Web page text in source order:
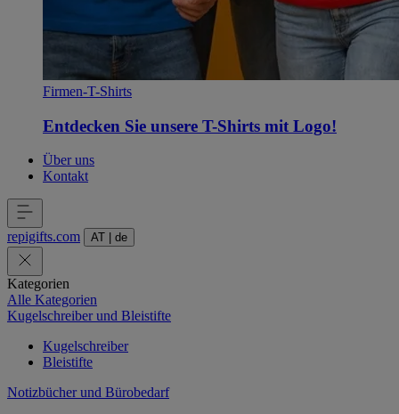
Firmen-T-Shirts
Entdecken Sie unsere T-Shirts mit Logo!
Über uns
Kontakt
repigifts.com AT de
Kategorien
Alle Kategorien
Kugelschreiber und Bleistifte
Kugelschreiber
Bleistifte
Notizbücher und Bürobedarf